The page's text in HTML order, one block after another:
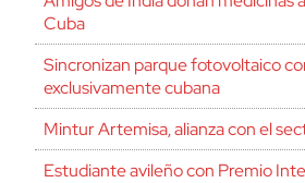
Cuba
Sincronizan parque fotovoltaico
exclusivamente cubana
Mintur Artemisa, alianza con el
Estudiante avileño con Premio